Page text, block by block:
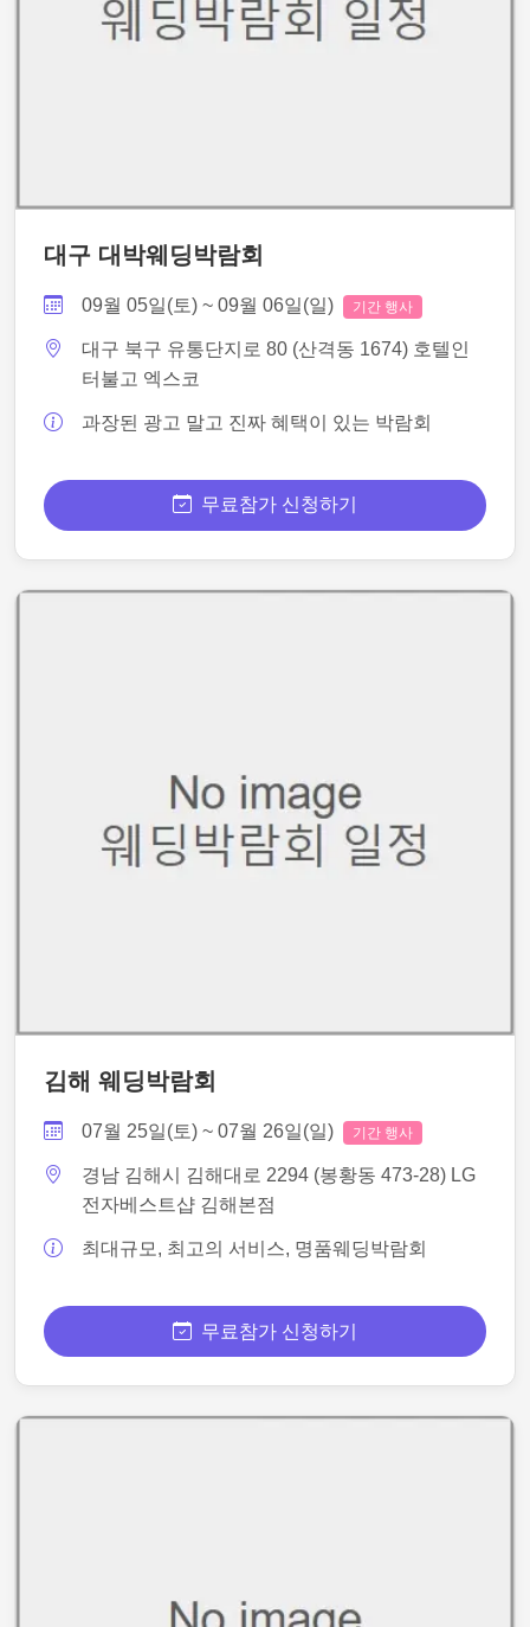
대구 대박웨딩박람회
09월 05일(토) ~ 09월 06일(일) 기간 행사
대구 북구 유통단지로 80 (산격동 1674) 호텔인
터불고 엑스코
과장된 광고 말고 진짜 혜택이 있는 박람회
무료참가 신청하기
김해 웨딩박람회
07월 25일(토) ~ 07월 26일(일) 기간 행사
경남 김해시 김해대로 2294 (봉황동 473-28) LG
전자베스트샵 김해본점
최대규모, 최고의 서비스, 명품웨딩박람회
무료참가 신청하기